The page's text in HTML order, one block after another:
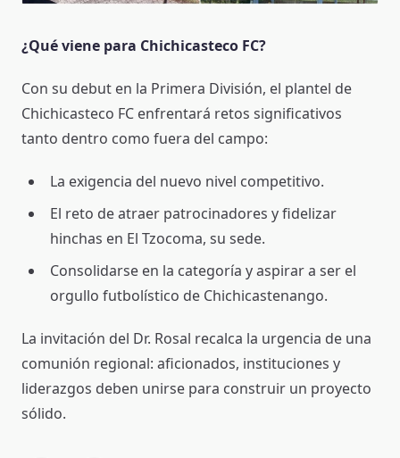
¿Qué viene para Chichicasteco FC?
Con su debut en la Primera División, el plantel de
Chichicasteco FC enfrentará retos significativos
tanto dentro como fuera del campo:
La exigencia del nuevo nivel competitivo.
El reto de atraer patrocinadores y fidelizar
hinchas en El Tzocoma, su sede.
Consolidarse en la categoría y aspirar a ser el
orgullo futbolístico de Chichicastenango.
La invitación del Dr. Rosal recalca la urgencia de una
comunión regional: aficionados, instituciones y
liderazgos deben unirse para construir un proyecto
sólido.